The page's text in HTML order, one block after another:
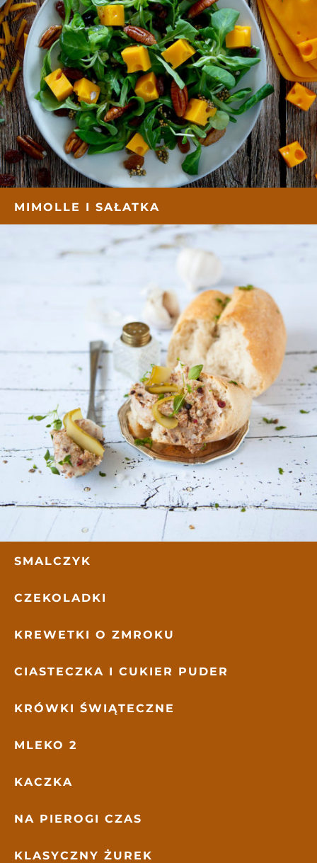
MIMOLLE I SAŁATKA
SMALCZYK
CZEKOLADKI
KREWETKI O ZMROKU
CIASTECZKA I CUKIER PUDER
KRÓWKI ŚWIĄTECZNE
MLEKO 2
KACZKA
NA PIEROGI CZAS
KLASYCZNY ŻUREK